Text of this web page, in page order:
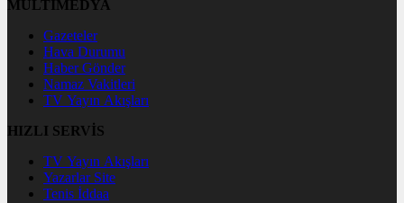
MULTİMEDYA
Gazeteler
Hava Durumu
Haber Gönder
Namaz Vakitleri
TV Yayın Akışları
HIZLI SERVİS
TV Yayın Akışları
Yazarlar Site
Tenis İddaa